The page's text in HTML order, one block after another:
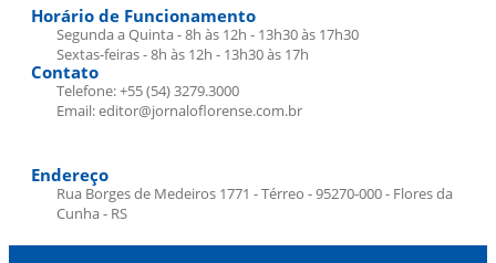
Horário de Funcionamento
Segunda a Quinta - 8h às 12h - 13h30 às 17h30
Sextas-feiras - 8h às 12h - 13h30 às 17h
Contato
Telefone: +55 (54) 3279.3000
Email: editor@jornaloflorense.com.br
Endereço
Rua Borges de Medeiros 1771 - Térreo - 95270-000 - Flores da
Cunha - RS